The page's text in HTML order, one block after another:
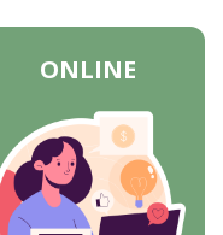
ONLINE